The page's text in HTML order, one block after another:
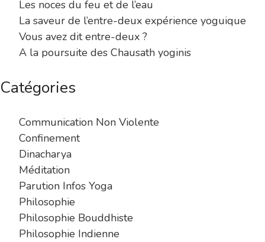
Les noces du feu et de l’eau
La saveur de l’entre-deux expérience yoguique
Vous avez dit entre-deux ?
A la poursuite des Chausath yoginis
Catégories
Communication Non Violente
Confinement
Dinacharya
Méditation
Parution Infos Yoga
Philosophie
Philosophie Bouddhiste
Philosophie Indienne